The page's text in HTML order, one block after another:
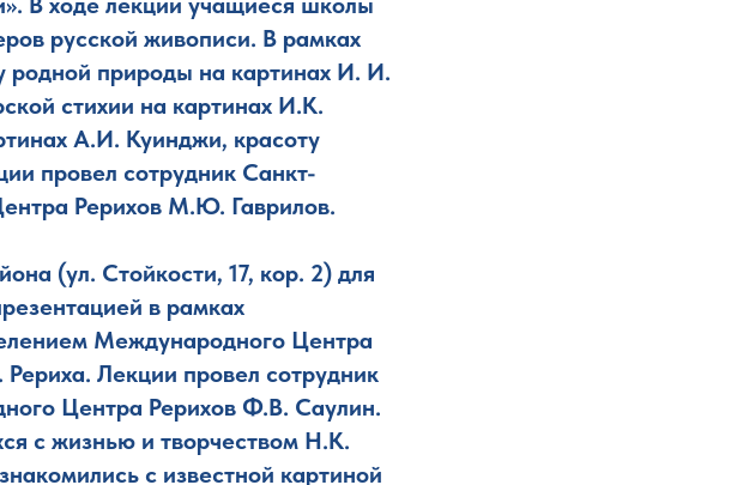
русской живописи. В рамках
родной природы на картинах И. И.
стихии на картинах И.К.
А.И. Куинджи, красоту
провел сотрудник Санкт-
Рерихов М.Ю. Гаврилов.
(ул. Стойкости, 17, кор. 2) для
в рамках
Международного Центра
Лекции провел сотрудник
Центра Рерихов Ф.В. Саулин.
с жизнью и творчеством Н.К.
с известной картиной